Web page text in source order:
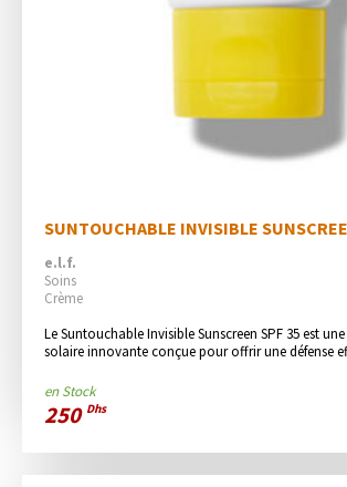
SUNTOUCHABLE INVISIBLE
e.l.f.
Soins
Crème
Le Suntouchable Invisible Sunscreen SPF 35 est
solaire innovante conçue pour offrir une défense
en Stock
250 Dhs